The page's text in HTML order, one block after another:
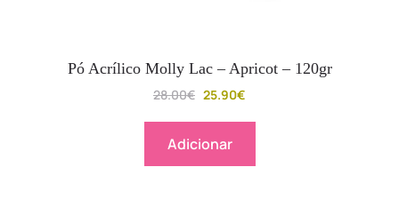
Pó Acrílico Molly Lac – Apricot – 120gr
28.00€ 25.90€
Adicionar